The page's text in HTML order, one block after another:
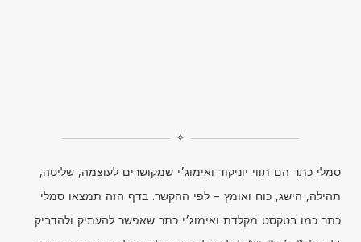
✧
סמלי כתר הם תווי יוניקוד ואימוג׳י שמקושרים לעוצמה, שליטה,
תהילה, הישג, כוח ואומץ – לפי ההקשר. בדף הזה תמצאו סמלי
כתר כמו בטקסט מקלדת ואימוג׳י כתר שאפשר להעתיק ולהדביק